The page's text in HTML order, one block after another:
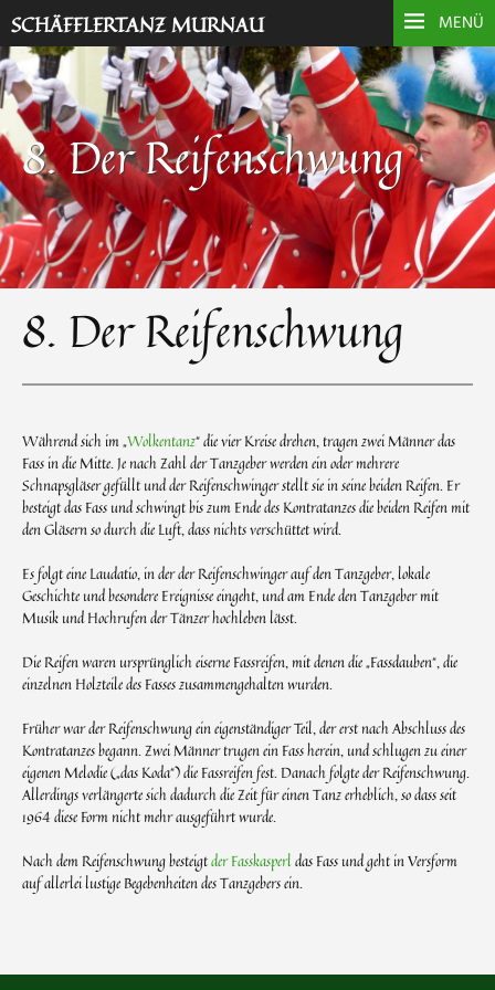
MENÜ
SCHÄFFLERTANZ MURNAU
8. Der Reifenschwung
8. Der Reifenschwung
Während sich im „Wolkentanz“ die vier Kreise drehen, tragen zwei Männer das
Fass in die Mitte. Je nach Zahl der Tanzgeber werden ein oder mehrere
Schnapsgläser gefüllt und der Reifenschwinger stellt sie in seine beiden Reifen. Er
besteigt das Fass und schwingt bis zum Ende des Kontratanzes die beiden Reifen mit
den Gläsern so durch die Luft, dass nichts verschüttet wird.
Es folgt eine Laudatio, in der der Reifenschwinger auf den Tanzgeber, lokale
Geschichte und besondere Ereignisse eingeht, und am Ende den Tanzgeber mit
Musik und Hochrufen der Tänzer hochleben lässt.
Die Reifen waren ursprünglich eiserne Fassreifen, mit denen die „Fassdauben“, die
einzelnen Holzteile des Fasses zusammengehalten wurden.
Früher war der Reifenschwung ein eigenständiger Teil, der erst nach Abschluss des
Kontratanzes begann. Zwei Männer trugen ein Fass herein, und schlugen zu einer
eigenen Melodie („das Koda“) die Fassreifen fest. Danach folgte der Reifenschwung.
Allerdings verlängerte sich dadurch die Zeit für einen Tanz erheblich, so dass seit
1964 diese Form nicht mehr ausgeführt wurde.
Nach dem Reifenschwung besteigtder Fasskasperldas Fass und geht in Versform
auf allerlei lustige Begebenheiten des Tanzgebers ein.